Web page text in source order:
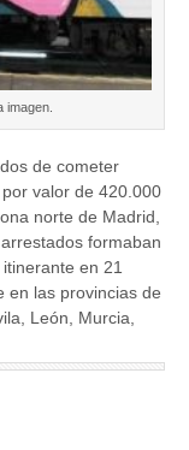
imagen.
de cometer
valor de 420.000
norte de Madrid,
formaban
en 21
en las provincias de
León, Murcia,